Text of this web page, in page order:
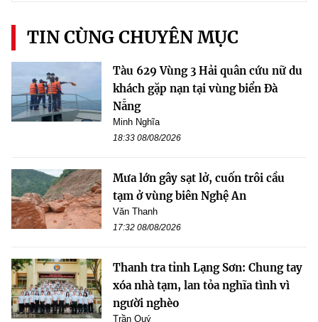
TIN CÙNG CHUYÊN MỤC
Tàu 629 Vùng 3 Hải quân cứu nữ du
khách gặp nạn tại vùng biển Đà
Nẵng
Minh Nghĩa
18:33 08/08/2026
Mưa lớn gây sạt lở, cuốn trôi cầu
tạm ở vùng biên Nghệ An
Văn Thanh
17:32 08/08/2026
Thanh tra tỉnh Lạng Sơn: Chung tay
xóa nhà tạm, lan tỏa nghĩa tình vì
người nghèo
Trần Quý